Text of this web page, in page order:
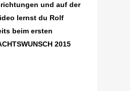
und auf der
lernst du Rolf
beim ersten
2015